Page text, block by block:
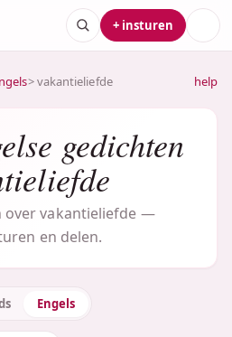
+ insturen
> vakantieliefde help
gedichten
over vakantieliefde —
en delen.
Engels